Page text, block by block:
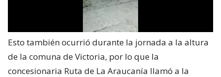
Esto también ocurrió durante la jornada a la altura
de la comuna de Victoria, por lo que la
concesionaria Ruta de La Araucanía llamó a la